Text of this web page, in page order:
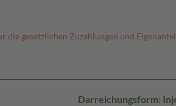
die gesetzlichen Zuzahlungen und
Darreichungsform: